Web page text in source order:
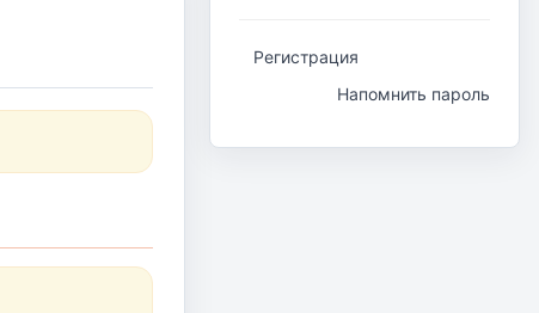
Регистрация
Напомнить пароль